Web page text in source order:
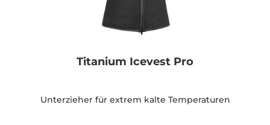
Titanium Icevest Pro
Unterzieher für extrem kalte Temperaturen